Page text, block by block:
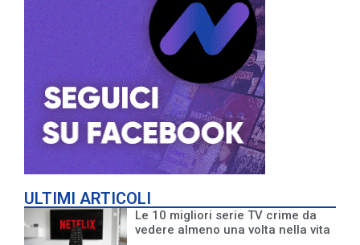
ULTIMI ARTICOLI
Le 10 migliori serie TV crime da
vedere almeno una volta nella vita